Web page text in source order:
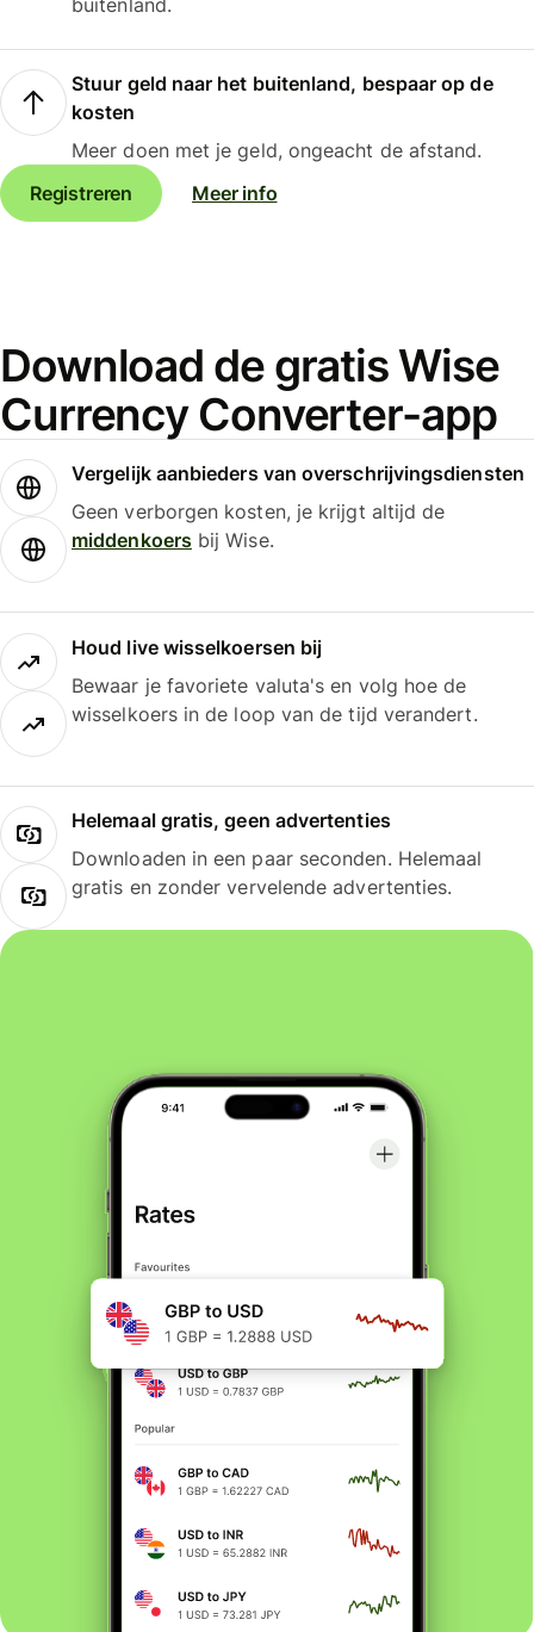
buitenland.
Stuur geld naar het buitenland, bespaar op de
kosten
Meer doen met je geld, ongeacht de afstand.
Registreren
Meer info
Download de gratis Wise
Currency Converter-app
Vergelijk aanbieders van overschrijvingsdiensten
Geen verborgen kosten, je krijgt altijd de
middenkoersbij Wise.
Houd live wisselkoersen bij
Bewaar je favoriete valuta's en volg hoe de
wisselkoers in de loop van de tijd verandert.
Helemaal gratis, geen advertenties
Downloaden in een paar seconden. Helemaal
gratis en zonder vervelende advertenties.